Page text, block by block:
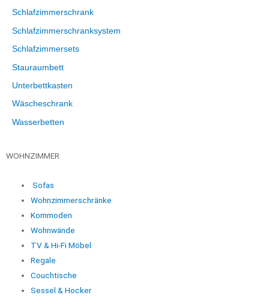
Schlafzimmerschrank
Schlafzimmerschranksystem
Schlafzimmersets
Stauraumbett
Unterbettkasten
Wäscheschrank
Wasserbetten
WOHNZIMMER
Sofas
Wohnzimmerschränke
Kommoden
Wohnwände
TV & Hi-Fi Möbel
Regale
Couchtische
Sessel & Hocker